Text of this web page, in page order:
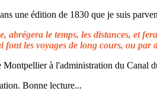
une édition de 1830 que je suis
abrégera le temps, les distances, et
font les voyages de long cours, ou
à l'administration du
Bonne lecture...